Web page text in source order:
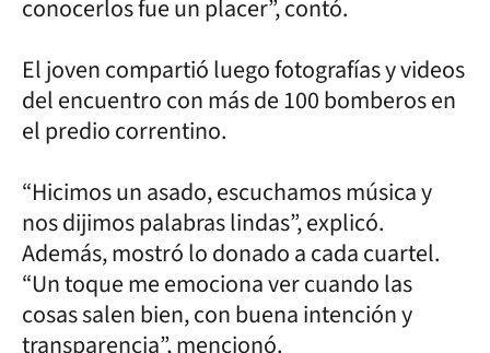
conocerlos fue un placer”, contó.
El joven compartió luego fotografías y videos
del encuentro con más de 100 bomberos en
el predio correntino.
“Hicimos un asado, escuchamos música y
nos dijimos palabras lindas”, explicó.
Además, mostró lo donado a cada cuartel.
“Un toque me emociona ver cuando las
cosas salen bien, con buena intención y
transparencia”, mencionó.